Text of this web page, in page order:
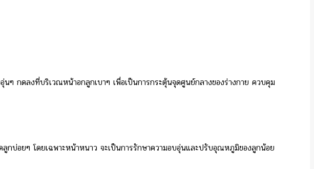
นๆ กดลงที่บริเวณหน้าอกลูกเบาๆ เพื่อเป็นการกระตุ้นจุดศูนย์กลางของร่างกาย ควบคุม
กบ่อยๆ โดยเฉพาะหน้าหนาว จะเป็นการรักษาความอบอุ่นและปรับอุณหภูมิของลูกน้อย